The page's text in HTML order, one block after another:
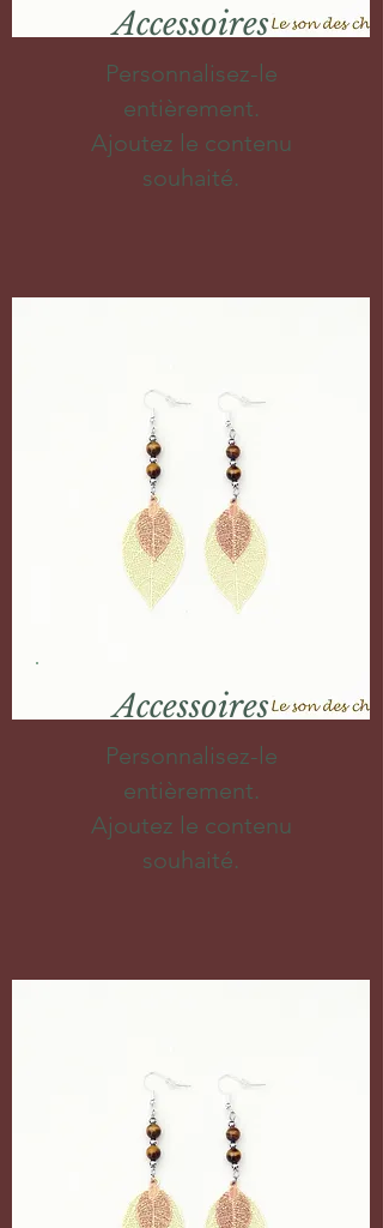
Accessoires
Personnalisez-le
entièrement.
Ajoutez le contenu
souhaité.
Accessoires
Personnalisez-le
entièrement.
Ajoutez le contenu
souhaité.